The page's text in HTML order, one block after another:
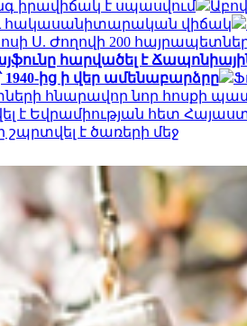
իրավիճակ է սպասվում
ու հակասանիտարական վիճակ
Ս. Ժողովի 200
հարվածել է
1940-ից ի վեր ամենաբարձրը
հնարավոր նոր հոսքի
է Եվրամիության հետ
շպրտվել է ծառերի մեջ